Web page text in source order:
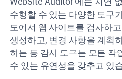
수행할 수 있는 다양한 도구
도에서 웹 사이트를 검사하
생성하고, 변경 사항을 계획
하는 등 감사 도구는 모든 작
수 있는 유연성을 갖추고 있